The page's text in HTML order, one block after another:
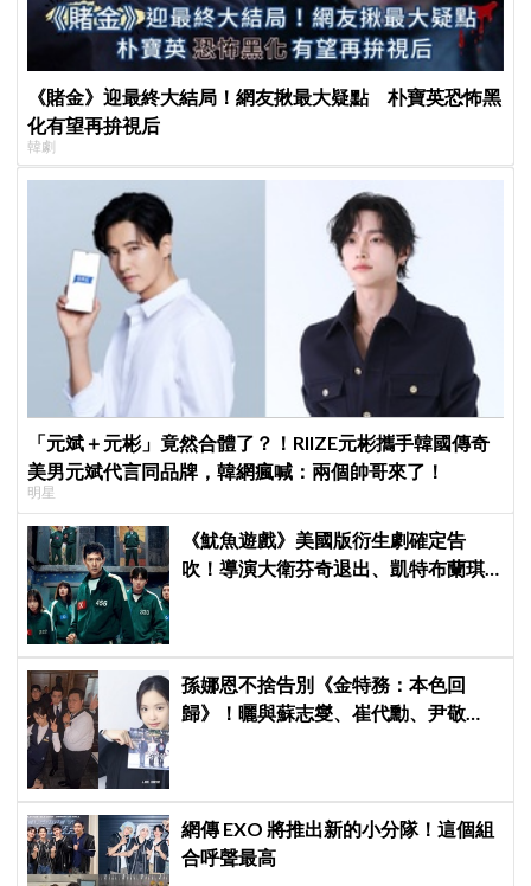
《賭金》迎最終大結局！網友揪最大疑點 朴寶英恐怖黑
化有望再拚視后
韓劇
「元斌＋元彬」竟然合體了？！RIIZE元彬攜手韓國傳奇
美男元斌代言同品牌，韓網瘋喊：兩個帥哥來了！
明星
《魷魚遊戲》美國版衍生劇確定告
吹！導演大衛芬奇退出、凱特布蘭琪
孫娜恩不捨告別《金特務：本色回
歸》！曬與蘇志燮、崔代勳、尹敬
網傳 EXO 將推出新的小分隊！這個組
合呼聲最高